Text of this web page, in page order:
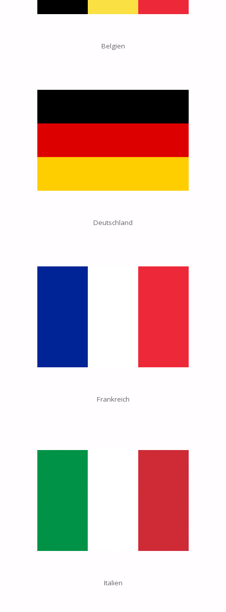
Belgien
Deutschland
Frankreich
Italien